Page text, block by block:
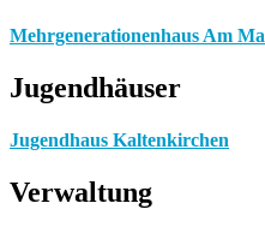
Mehrgenerationenhaus Am
Jugendhäuser
Jugendhaus Kaltenkirchen
Verwaltung